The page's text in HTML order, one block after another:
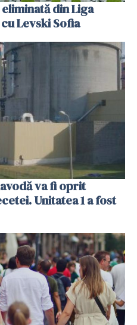
din Liga
Levski Sofia
va fi oprit
Unitatea 1 a fost